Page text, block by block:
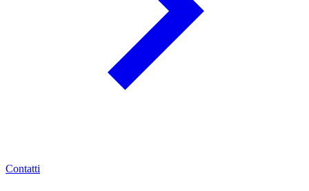
Contatti